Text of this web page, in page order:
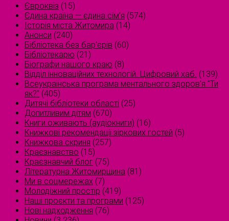
Євроквіз (15)
Єдина країна — єдина сім’я (574)
Історія міста Житомира (14)
Анонси (240)
Бібліотека без бар'єрів (60)
Бібліотекарю (21)
Біографи нашого краю (8)
Відділ інноваційних технологій. Цифровий хаб. (139)
Всеукраїнська програма ментального здоров'я "Ти
як?" (405)
Дитячі бібліотеки області (25)
Допитливим дітям (670)
Книги оживають (аудіокниги) (16)
Книжкові рекомендації зіркових гостей (5)
Книжкова скриня (257)
Краєзнавство (15)
Краєзнавчий блог (75)
Літературна Житомирщина (81)
Ми в соцмережах (7)
Молодіжний простір (419)
Наші проєкти та програми (125)
Нові надходження (76)